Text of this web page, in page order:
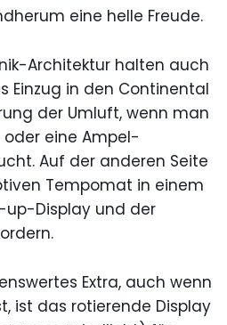
eine helle Freude.
Architektur halten auch
Einzug in den Continental
der Umluft, wenn man
eine Ampel-
Auf der anderen Seite
Tempomat in einem
Display und der
Extra, auch wenn
ist das rotierende Display